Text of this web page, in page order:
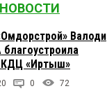
Валоди
«Иртыш»
0 72